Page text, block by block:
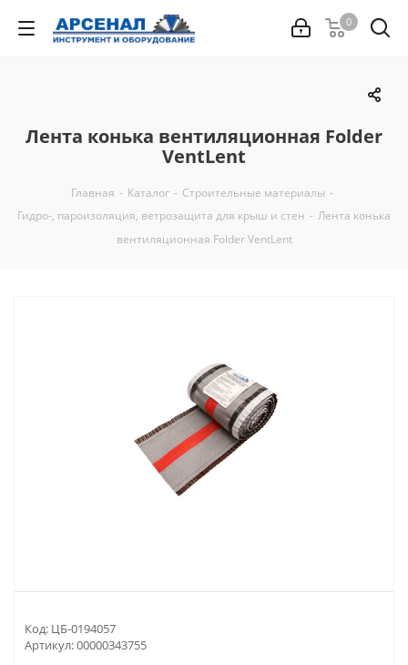
0
Лента конька вентиляционная Folder
VentLent
Главная - Каталог - Строительные материалы -
Гидро-, пароизоляция, ветрозащита для крыш и стен - Лента конька
вентиляционная Folder VentLent
Код: ЦБ-0194057
Артикул:00000343755